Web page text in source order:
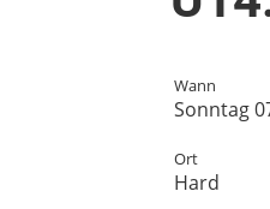
Wann
Sonntag
Ort
Hard